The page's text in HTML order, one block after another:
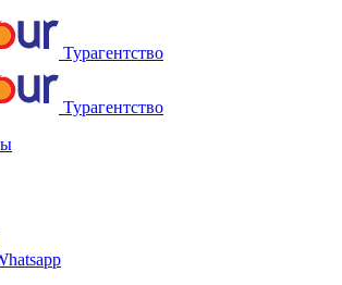
Турагентство
Турагентство